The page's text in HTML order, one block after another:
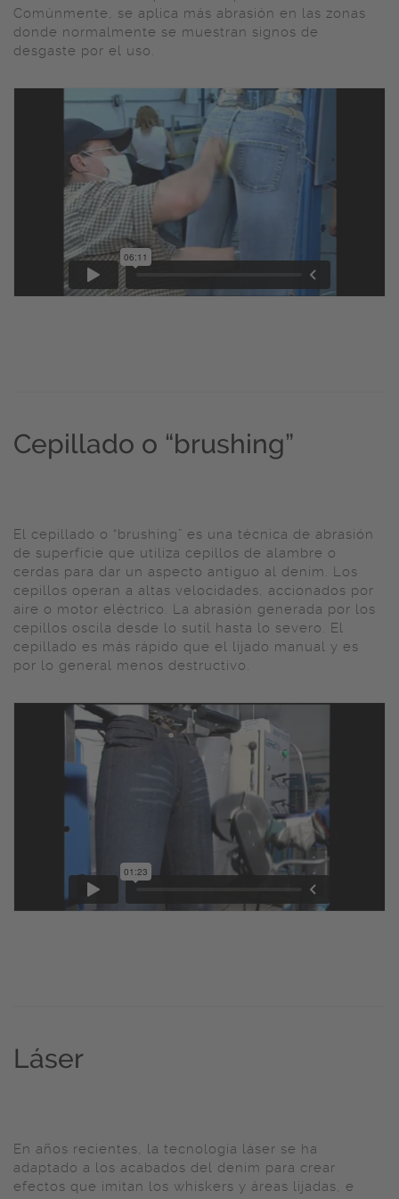
Comúnmente, se aplica más abrasión en las zonas
donde normalmente se muestran signos de
desgaste por el uso.
Cepillado o “brushing”
El cepillado o “brushing” es una técnica de abrasión
de superficie que utiliza cepillos de alambre o
cerdas para dar un aspecto antiguo al denim. Los
cepillos operan a altas velocidades, accionados por
aire o motor eléctrico. La abrasión generada por los
cepillos oscila desde lo sutil hasta lo severo. El
cepillado es más rápido que el lijado manual y es
por lo general menos destructivo.
Láser
En años recientes, la tecnología láser se ha
adaptado a los acabados del denim para crear
efectos que imitan los whiskers y áreas lijadas, e